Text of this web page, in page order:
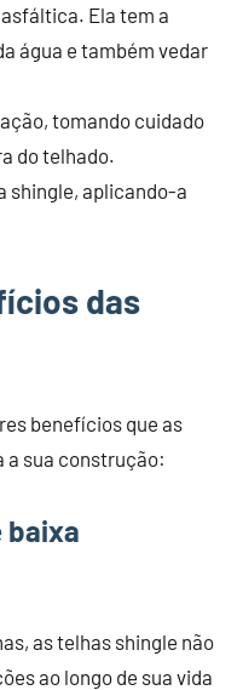
Ela tem a
água e também vedar
tomando cuidado
do telhado.
shingle, aplicando-a
das
benefícios que as
a sua construção:
baixa
as telhas shingle não
ao longo de sua vida